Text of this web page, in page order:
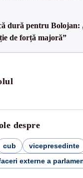
dură pentru Bolojan:
de forță majoră”
despre
cub
vicepresedinte
externe a